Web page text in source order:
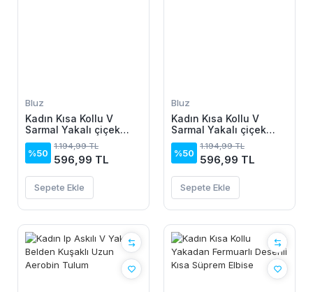
Bluz
Kadın Kısa Kollu V
Sarmal Yakalı çiçek
Desenli Süprem Bluz
%50
1.194,99 TL
596,99 TL
Sepete Ekle
Bluz
Kadın Kısa Kollu V
Sarmal Yakalı çiçek
Desenli Süprem Bluz
%50
1.194,99 TL
596,99 TL
Sepete Ekle